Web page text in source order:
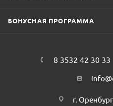
БОНУСНАЯ ПРОГРАММА
8 3532 42 30 33
г.